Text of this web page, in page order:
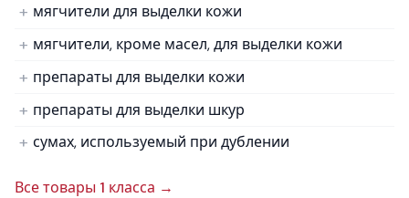
мягчители для выделки кожи
мягчители, кроме масел, для выделки кожи
препараты для выделки кожи
препараты для выделки шкур
сумах, используемый при дублении
Все товары 1 класса →